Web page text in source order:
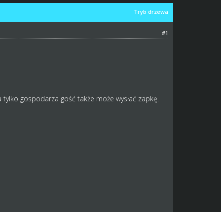
Tryb drzewa
#1
gospodarza gość także może wysłać zapkę.